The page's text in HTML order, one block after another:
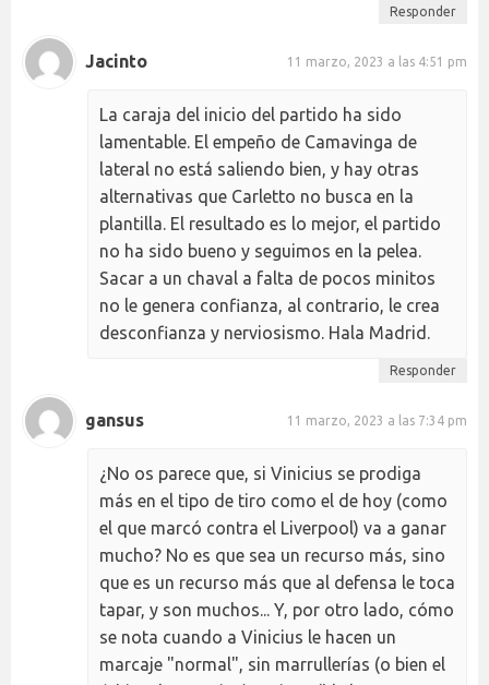
Responder
Jacinto 11 marzo, 2023 a las 4:51 pm
La caraja del inicio del partido ha sido
lamentable. El empeño de Camavinga de
lateral no está saliendo bien, y hay otras
alternativas que Carletto no busca en la
plantilla. El resultado es lo mejor, el partido
no ha sido bueno y seguimos en la pelea.
Sacar a un chaval a falta de pocos minitos
no le genera confianza, al contrario, le crea
desconfianza y nerviosismo. Hala Madrid.
Responder
gansus 11 marzo, 2023 a las 7:34 pm
¿No os parece que, si Vinicius se prodiga
más en el tipo de tiro como el de hoy (como
el que marcó contra el Liverpool) va a ganar
mucho? No es que sea un recurso más, sino
que es un recurso más que al defensa le toca
tapar, y son muchos... Y, por otro lado, cómo
se nota cuando a Vinicius le hacen un
marcaje "normal", sin marrullerías (o bien el